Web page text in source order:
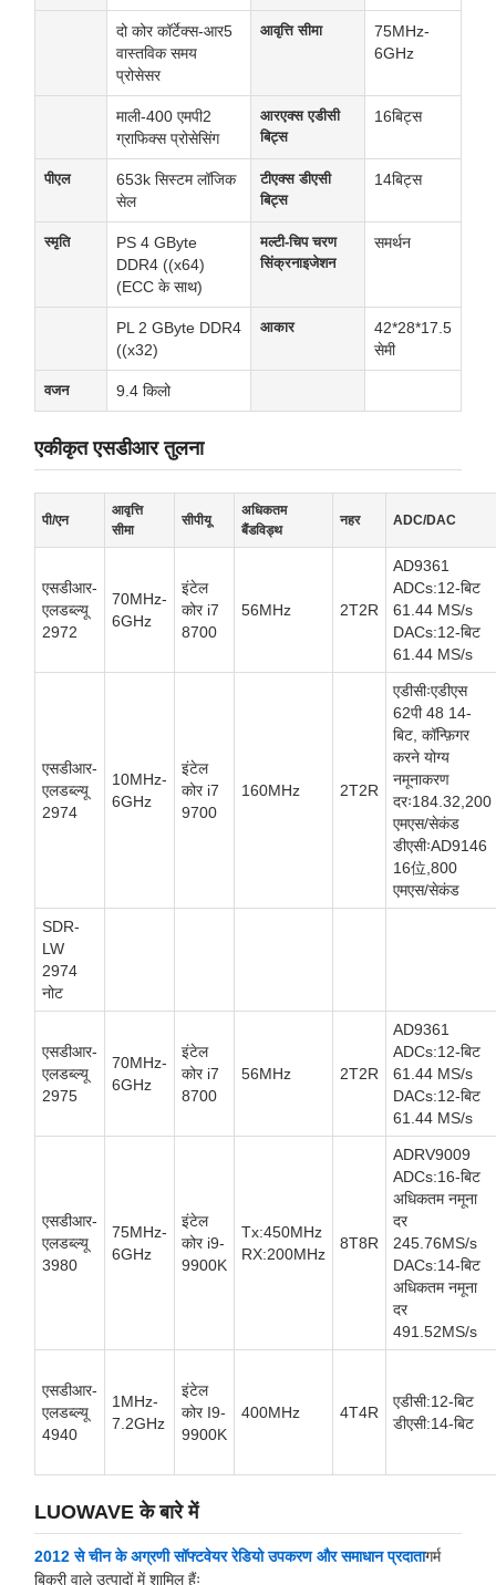
दो कोर कॉर्टेक्स-आर5
वास्तविक समय
प्रोसेसर
आवृत्ति सीमा
75MHz-
6GHz
माली-400 एमपी2
ग्राफिक्स प्रोसेसिंग
आरएक्स एडीसी
बिट्स
16बिट्स
पीएल
653k सिस्टम लॉजिक
सेल
टीएक्स डीएसी
बिट्स
14बिट्स
स्मृति
PS 4 GByte
DDR4 ((x64)
(ECC के साथ)
मल्टी-चिप चरण
सिंक्रनाइजेशन
समर्थन
PL 2 GByte DDR4
((x32)
आकार
42*28*17.5
सेमी
वजन 9.4 किलो
एकीकृत एसडीआर तुलना
पी/एन
आवृत्ति
सीमा
सीपीयू
अधिकतम
बैंडविड्थ
नहर ADC/DAC
एसडीआर-
एलडब्ल्यू
2972
70MHz-
6GHz
इंटेल
कोर i7
8700
56MHz 2T2R
AD9361
ADCs:12-बिट
61.44 MS/s
DACs:12-बिट
61.44 MS/s
एसडीआर-
एलडब्ल्यू
2974
10MHz-
6GHz
इंटेल
कोर i7
9700
160MHz 2T2R
एडीसीःएडीएस
62पी 48 14-
बिट, कॉन्फ़िगर
करने योग्य
नमूनाकरण
दरः184.32,200
एमएस/सेकंड
डीएसीःAD9146
16位,800
एमएस/सेकंड
SDR-
LW
2974
नोट
एसडीआर-
एलडब्ल्यू
2975
70MHz-
6GHz
इंटेल
कोर i7
8700
56MHz 2T2R
AD9361
ADCs:12-बिट
61.44 MS/s
DACs:12-बिट
61.44 MS/s
एसडीआर-
एलडब्ल्यू
3980
75MHz-
6GHz
इंटेल
कोर i9-
9900K
Tx:450MHz
RX:200MHz
8T8R
ADRV9009
ADCs:16-बिट
अधिकतम नमूना
दर
245.76MS/s
DACs:14-बिट
अधिकतम नमूना
दर
491.52MS/s
एसडीआर-
एलडब्ल्यू
4940
1MHz-
7.2GHz
इंटेल
कोर I9-
9900K
400MHz 4T4R
एडीसी:12-बिट
डीएसी:14-बिट
LUOWAVE के बारे में
2012 से चीन के अग्रणी सॉफ्टवेयर रेडियो उपकरण और समाधान प्रदातागर्म
बिक्री वाले उत्पादों में शामिल हैंः